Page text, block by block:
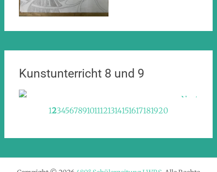
Kunstunterricht 8 und 9
Prev
Next
1234567891011121314151617181920